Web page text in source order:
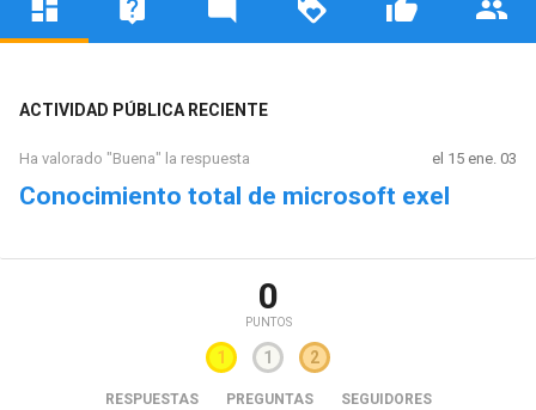
ACTIVIDAD PÚBLICA RECIENTE
Ha valorado "Buena" la respuesta el 15 ene. 03
Conocimiento total de microsoft exel
0
PUNTOS
1 1 2
RESPUESTAS PREGUNTAS SEGUIDORES